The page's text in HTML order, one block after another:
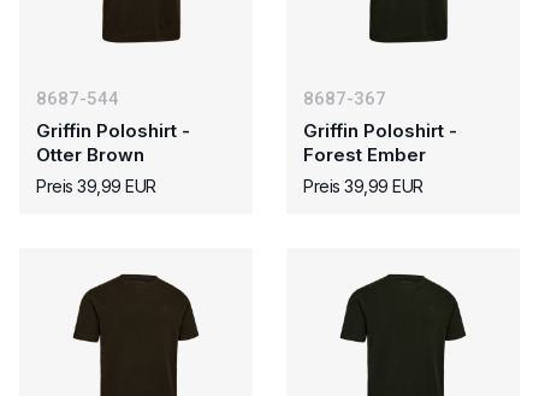
8687-544
Griffin Poloshirt -
Otter Brown
Preis 39,99 EUR
8687-367
Griffin Poloshirt -
Forest Ember
Preis 39,99 EUR